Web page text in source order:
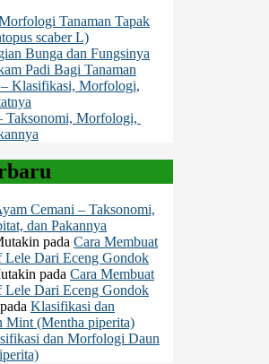
Tanaman Tapak
scaber L)
Bunga dan Fungsinya
Padi Bagi Tanaman
Klasifikasi, Morfologi,
Taksonomi, Morfologi,
Cemani – Taksonomi,
dan Pakannya
pada Cara Membuat
Lele Dari Eceng Gondok
pada Cara Membuat
Lele Dari Eceng Gondok
pada Klasifikasi dan
Mint (Mentha piperita)
dan Morfologi Daun